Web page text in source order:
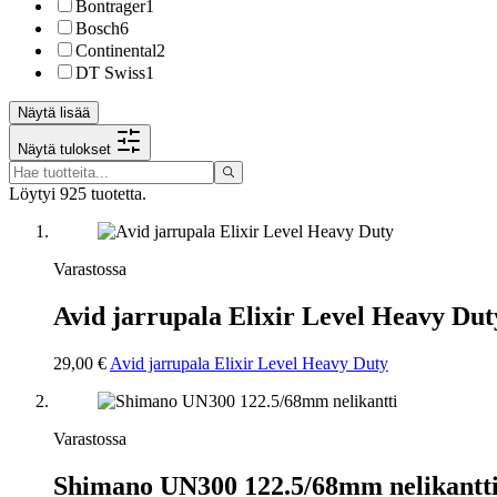
Bontrager1
Bosch6
Continental2
DT Swiss1
Näytä lisää
Näytä tulokset
Löytyi 925 tuotetta.
Varastossa
Avid jarrupala Elixir Level Heavy
29,00 € Avid jarrupala Elixir Level Heavy Duty
Varastossa
Shimano UN300 122.5/68mm